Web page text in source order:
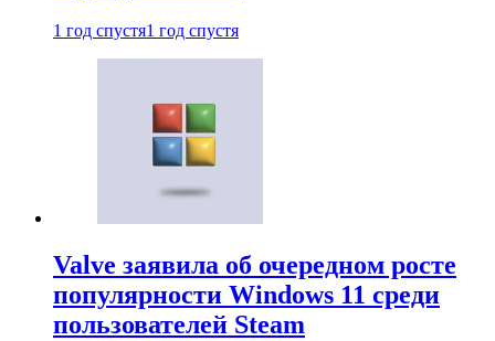
1 год спустя1 год спустя
Valve заявила об очередном росте
популярности Windows 11 среди
пользователей Steam